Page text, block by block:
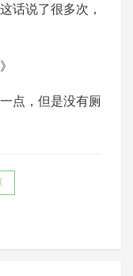
话说了很多次，
点，但是没有厕